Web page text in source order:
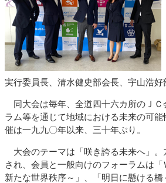
実行委員長、清水健史部会長、宇山浩
同大会は毎年、全道四十六カ所のＪＣ
ラム等を通じて地域における未来の可
催は一九九〇年以来、三十年ぶり。
大会のテーマは「咲き誇る未来へ」。
され、会員と一般向けのフォーラムは
新たな世界秩序～」、「明日に懸ける